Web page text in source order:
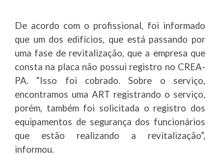
De acordo com o profissional, foi informado
que um dos edifícios, que está passando por
uma fase de revitalização, que a empresa que
consta na placa não possui registro no CREA-
PA. “Isso foi cobrado. Sobre o serviço,
encontramos uma ART registrando o serviço,
porém, também foi solicitada o registro dos
equipamentos de segurança dos funcionários
que estão realizando a revitalização”,
informou.